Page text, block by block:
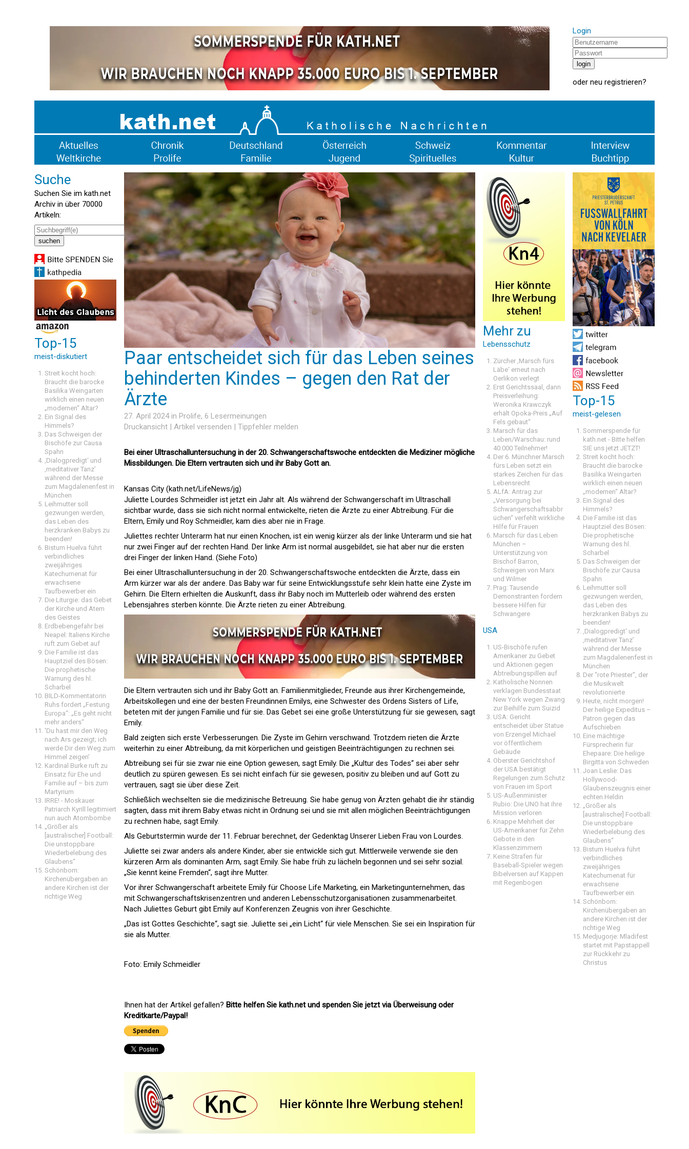
Login
oder neu registrieren?
Suche
Suchen Sie im kath.net
Archiv in über 70000
Artikeln:
Top-15
meist-diskutiert
Streit kocht hoch:
Braucht die barocke
Basilika Weingarten
wirklich einen neuen
„modernen“ Altar?
Ein Signal des
Himmels?
Das Schweigen der
Bischöfe zur Causa
Spahn
‚Dialogpredigt‘ und
‚meditativer Tanz’
während der Messe
zum Magdalenenfest in
München
Leihmutter soll
gezwungen werden,
das Leben des
herzkranken Babys zu
beenden!
Bistum Huelva führt
verbindliches
zweijähriges
Katechumenat für
erwachsene
Taufbewerber ein
Die Liturgie: das Gebet
der Kirche und Atem
des Geistes
Erdbebengefahr bei
Neapel: Italiens Kirche
ruft zum Gebet auf
Die Familie ist das
Hauptziel des Bösen:
Die prophetische
Warnung des hl.
Scharbel
BILD-Kommentatorin
Ruhs fordert „Festung
Europa“: „Es geht nicht
mehr anders“
'Du hast mir den Weg
nach Ars gezeigt; ich
werde Dir den Weg zum
Himmel zeigen'
Kardinal Burke ruft zu
Einsatz für Ehe und
Familie auf – bis zum
Martyrium
IRRE! - Moskauer
Patriarch Kyrill legitimiert
nun auch Atombombe
„Größer als
[australischer] Football:
Die unstoppbare
Wiederbelebung des
Glaubens“
Schönborn:
Kirchenübergaben an
andere Kirchen ist der
richtige Weg
Paar entscheidet sich für das Leben seines
behinderten Kindes – gegen den Rat der
Ärzte
27. April 2024 in Prolife, 6 Lesermeinungen
Druckansicht | Artikel versenden | Tippfehler melden
Bei einer Ultraschalluntersuchung in der 20. Schwangerschaftswoche entdeckten die Mediziner mögliche
Missbildungen. Die Eltern vertrauten sich und ihr Baby Gott an.
Kansas City (kath.net/LifeNews/jg)
Juliette Lourdes Schmeidler ist jetzt ein Jahr alt. Als während der Schwangerschaft im Ultraschall
sichtbar wurde, dass sie sich nicht normal entwickelte, rieten die Ärzte zu einer Abtreibung. Für die
Eltern, Emily und Roy Schmeidler, kam dies aber nie in Frage.
Juliettes rechter Unterarm hat nur einen Knochen, ist ein wenig kürzer als der linke Unterarm und sie hat
nur zwei Finger auf der rechten Hand. Der linke Arm ist normal ausgebildet, sie hat aber nur die ersten
drei Finger der linken Hand. (Siehe Foto)
Bei einer Ultraschalluntersuchung in der 20. Schwangerschaftswoche entdeckten die Ärzte, dass ein
Arm kürzer war als der andere. Das Baby war für seine Entwicklungsstufe sehr klein hatte eine Zyste im
Gehirn. Die Eltern erhielten die Auskunft, dass ihr Baby noch im Mutterleib oder während des ersten
Lebensjahres sterben könnte. Die Ärzte rieten zu einer Abtreibung.
Die Eltern vertrauten sich und ihr Baby Gott an. Familienmitglieder, Freunde aus ihrer Kirchengemeinde,
Arbeitskollegen und eine der besten Freundinnen Emilys, eine Schwester des Ordens Sisters of Life,
beteten mit der jungen Familie und für sie. Das Gebet sei eine große Unterstützung für sie gewesen, sagt
Emily.
Bald zeigten sich erste Verbesserungen. Die Zyste im Gehirn verschwand. Trotzdem rieten die Ärzte
weiterhin zu einer Abtreibung, da mit körperlichen und geistigen Beeinträchtigungen zu rechnen sei.
Abtreibung sei für sie zwar nie eine Option gewesen, sagt Emily. Die „Kultur des Todes“ sei aber sehr
deutlich zu spüren gewesen. Es sei nicht einfach für sie gewesen, positiv zu bleiben und auf Gott zu
vertrauen, sagt sie über diese Zeit.
Schließlich wechselten sie die medizinische Betreuung. Sie habe genug von Ärzten gehabt die ihr ständig
sagten, dass mit ihrem Baby etwas nicht in Ordnung sei und sie mit allen möglichen Beeinträchtigungen
zu rechnen habe, sagt Emily.
Als Geburtstermin wurde der 11. Februar berechnet, der Gedenktag Unserer Lieben Frau von Lourdes.
Juliette sei zwar anders als andere Kinder, aber sie entwickle sich gut. Mittlerweile verwende sie den
kürzeren Arm als dominanten Arm, sagt Emily. Sie habe früh zu lächeln begonnen und sei sehr sozial.
„Sie kennt keine Fremden“, sagt ihre Mutter.
Vor ihrer Schwangerschaft arbeitete Emily für Choose Life Marketing, ein Marketingunternehmen, das
mit Schwangerschaftskrisenzentren und anderen Lebensschutzorganisationen zusammenarbeitet.
Nach Juliettes Geburt gibt Emily auf Konferenzen Zeugnis von ihrer Geschichte.
„Das ist Gottes Geschichte“, sagt sie. Juliette sei „ein Licht“ für viele Menschen. Sie sei ein Inspiration für
sie als Mutter.
Foto: Emily Schmeidler
Ihnen hat der Artikel gefallen? Bitte helfen Sie kath.net und spenden Sie jetzt via Überweisung oder
Kreditkarte/Paypal!
Mehr zu
Lebensschutz
Zürcher ‚Marsch fürs
Läbe‘ erneut nach
Oerlikon verlegt
Erst Gerichtssaal, dann
Preisverleihung:
Weronika Krawczyk
erhält Opoka-Preis „Auf
Fels gebaut“
Marsch für das
Leben/Warschau: rund
40.000 Teilnehmer!
Der 6. Münchner Marsch
fürs Leben setzt ein
starkes Zeichen für das
Lebensrecht
ALfA: Antrag zur
„Versorgung bei
Schwangerschaftsabbr
üchen“ verfehlt wirkliche
Hilfe für Frauen
Marsch für das Leben
München –
Unterstützung von
Bischof Barron,
Schweigen von Marx
und Wilmer
Prag: Tausende
Demonstranten fordern
bessere Hilfen für
Schwangere
USA
US-Bischöfe rufen
Amerikaner zu Gebet
und Aktionen gegen
Abtreibungspillen auf
Katholische Nonnen
verklagen Bundesstaat
New York wegen Zwang
zur Beihilfe zum Suizid
USA: Gericht
entscheidet über Statue
von Erzengel Michael
vor öffentlichem
Gebäude
Oberster Gerichtshof
der USA bestätigt
Regelungen zum Schutz
von Frauen im Sport
US-Außenminister
Rubio: Die UNO hat ihre
Mission verloren
Knappe Mehrheit der
US-Amerikaner für Zehn
Gebote in den
Klassenzimmern
Keine Strafen für
Baseball-Spieler wegen
Bibelversen auf Kappen
mit Regenbogen
Top-15
meist-gelesen
Sommerspende für
kath.net - Bitte helfen
SIE uns jetzt JETZT!
Streit kocht hoch:
Braucht die barocke
Basilika Weingarten
wirklich einen neuen
„modernen“ Altar?
Ein Signal des
Himmels?
Die Familie ist das
Hauptziel des Bösen:
Die prophetische
Warnung des hl.
Scharbel
Das Schweigen der
Bischöfe zur Causa
Spahn
Leihmutter soll
gezwungen werden,
das Leben des
herzkranken Babys zu
beenden!
‚Dialogpredigt‘ und
‚meditativer Tanz’
während der Messe
zum Magdalenenfest in
München
Der "rote Priester", der
die Musikwelt
revolutionierte
Heute, nicht morgen!
Der heilige Expeditus –
Patron gegen das
Aufschieben
Eine mächtige
Fürsprecherin für
Ehepaare: Die heilige
Birgitta von Schweden
Joan Leslie: Das
Hollywood-
Glaubenszeugnis einer
echten Heldin
„Größer als
[australischer] Football:
Die unstoppbare
Wiederbelebung des
Glaubens“
Bistum Huelva führt
verbindliches
zweijähriges
Katechumenat für
erwachsene
Taufbewerber ein
Schönborn:
Kirchenübergaben an
andere Kirchen ist der
richtige Weg
Medjugorje: Mladifest
startet mit Papstappell
zur Rückkehr zu
Christus